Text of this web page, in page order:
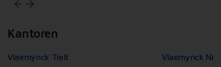
arrow_back arrow_forward
Kantoren
Vlaemynck Tielt Vlaemynck